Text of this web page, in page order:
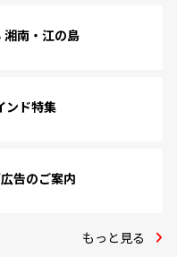
湘南・江の島
ンド特集
告のご案内
もっと見る